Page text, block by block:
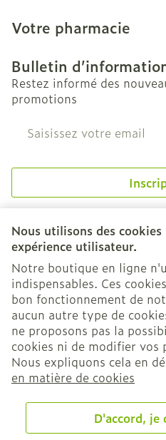
Nous utilisons des
expérience utilisateur.
Notre boutique en ligne
indispensables. Ces
bon fonctionnement de
aucun autre type de
ne proposons pas la
cookies ni de modifier vos
Nous expliquons cela en
en matière de cookies
D'accord, je
Votre pharmacie
Bulletin
Restez informé des
promotions
Adresse mail
En cliquant sur s'abonner,
newsletter et acceptez notre
Liens légaux